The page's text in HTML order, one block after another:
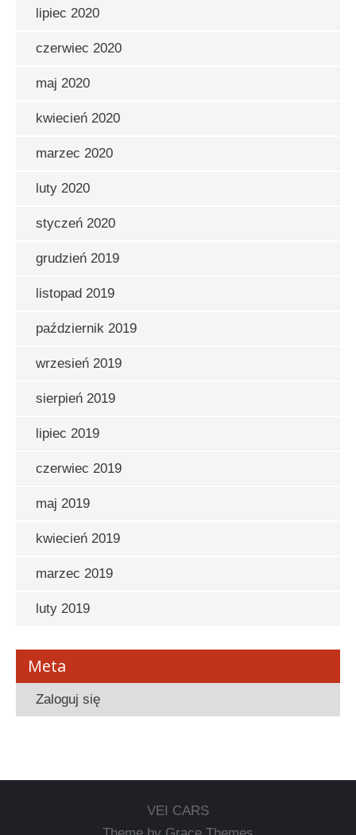
lipiec 2020
czerwiec 2020
maj 2020
kwiecień 2020
marzec 2020
luty 2020
styczeń 2020
grudzień 2019
listopad 2019
październik 2019
wrzesień 2019
sierpień 2019
lipiec 2019
czerwiec 2019
maj 2019
kwiecień 2019
marzec 2019
luty 2019
Meta
Zaloguj się
VEI CARS